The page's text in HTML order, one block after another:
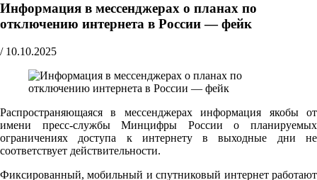
Информация в мессенджерах о планах по
отключению интернета в России — фейк
/ 10.10.2025
Распространяющаяся в мессенджерах информация якобы от
имени пресс-службы Минцифры России о планируемых
ограничениях доступа к интернету в выходные дни не
соответствует действительности.
Фиксированный, мобильный и спутниковый интернет работают